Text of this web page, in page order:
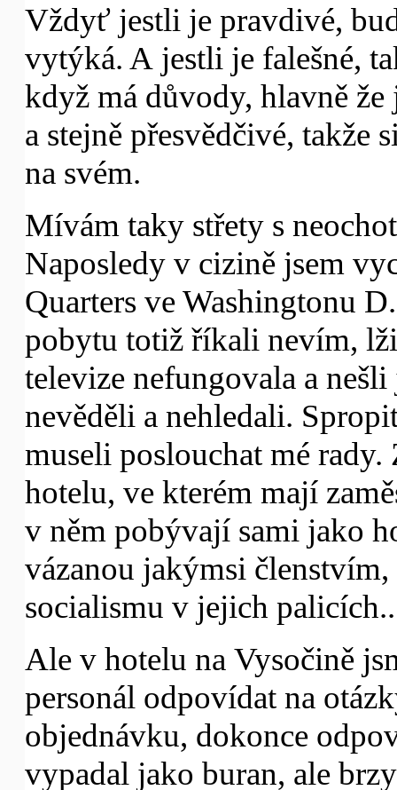
Vždyť jestli je pravdivé,
vytýká. A jestli je falešné,
když má důvody, hlavně
a stejně přesvědčivé, takže
na svém.
Mívám taky střety s
Naposledy v cizině jsem
Quarters ve Washingtonu
pobytu totiž říkali nevím,
televize nefungovala a
nevěděli a nehledali.
museli poslouchat mé
hotelu, ve kterém mají
v něm pobývají sami jako
vázanou jakýmsi
socialismu v jejich
Ale v hotelu na Vysočině
personál odpovídat na
objednávku, dokonce
vypadal jako buran, ale